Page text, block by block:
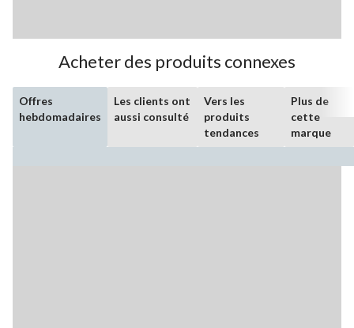
Acheter des produits connexes
Offres
hebdomadaires
Les clients ont
aussi consulté
Vers les
produits
tendances
Plus de
cette
marque